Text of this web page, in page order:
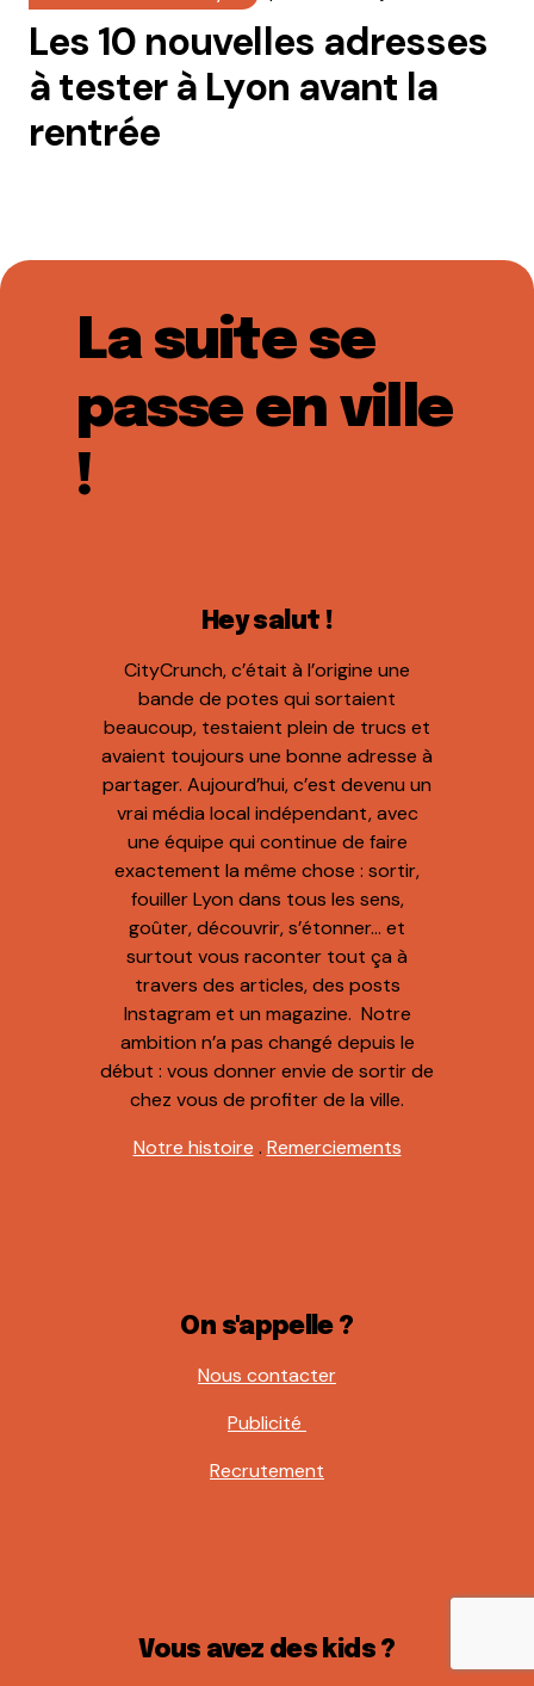
Les 10 nouvelles adresses
à tester à Lyon avant la
rentrée
La suite se
passe en ville
!
Hey salut !
CityCrunch, c’était à l’origine une
bande de potes qui sortaient
beaucoup, testaient plein de trucs et
avaient toujours une bonne adresse à
partager. Aujourd’hui, c’est devenu un
vrai média local indépendant, avec
une équipe qui continue de faire
exactement la même chose : sortir,
fouiller Lyon dans tous les sens,
goûter, découvrir, s’étonner… et
surtout vous raconter tout ça à
travers des articles, des posts
Instagram et un magazine. Notre
ambition n’a pas changé depuis le
début : vous donner envie de sortir de
chez vous de profiter de la ville.
Notre histoire . Remerciements
On s'appelle ?
Nous contacter
Publicité
Recrutement
Vous avez des kids ?